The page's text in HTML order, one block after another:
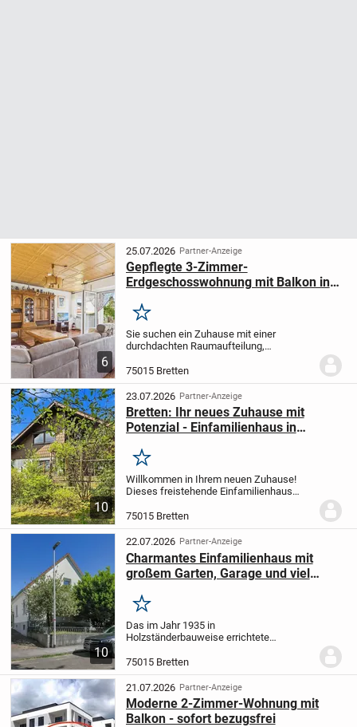
6
25.07.2026 Partner-Anzeige
Gepflegte 3-Zimmer-
Erdgeschosswohnung mit Balkon in
Merken
Sie suchen ein Zuhause mit einer
durchdachten Raumaufteilung,
kurzen Wegen im Alltag? Dann ist diese
gepflegte Erdgeschosswohnung in
Bretten genau das Richtige für...
75015 Bretten
10
23.07.2026 Partner-Anzeige
Bretten: Ihr neues Zuhause mit
Potenzial - Einfamilienhaus in
Merken
Willkommen in Ihrem neuen Zuhause!
Dieses freistehende Einfamilienhaus
beliebten Wohnlage von Bretten und
bietet jungen Familien sowie Paaren mit
Zukunftsplänen die...
75015 Bretten
10
22.07.2026 Partner-Anzeige
Charmantes Einfamilienhaus mit
großem Garten, Garage und viel
Merken
Das im Jahr 1935 in
Holzständerbauweise errichtete
Wohnfläche und zusätzlich ca. 70 m²
Nutzfläche eine solide Basis für
individuelle Wohnkonzepte. Die
Immobilie...
75015 Bretten
21.07.2026 Partner-Anzeige
Moderne 2-Zimmer-Wohnung mit
Balkon - sofort bezugsfrei